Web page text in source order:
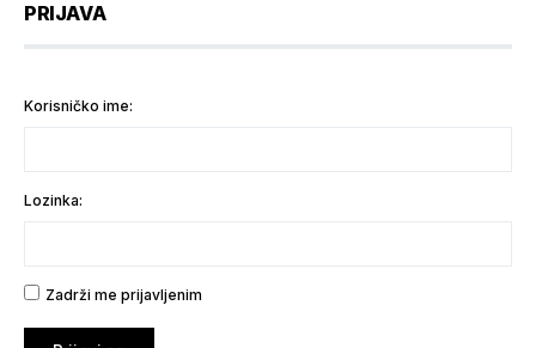
PRIJAVA
Korisničko ime:
Lozinka:
Zadrži me prijavljenim